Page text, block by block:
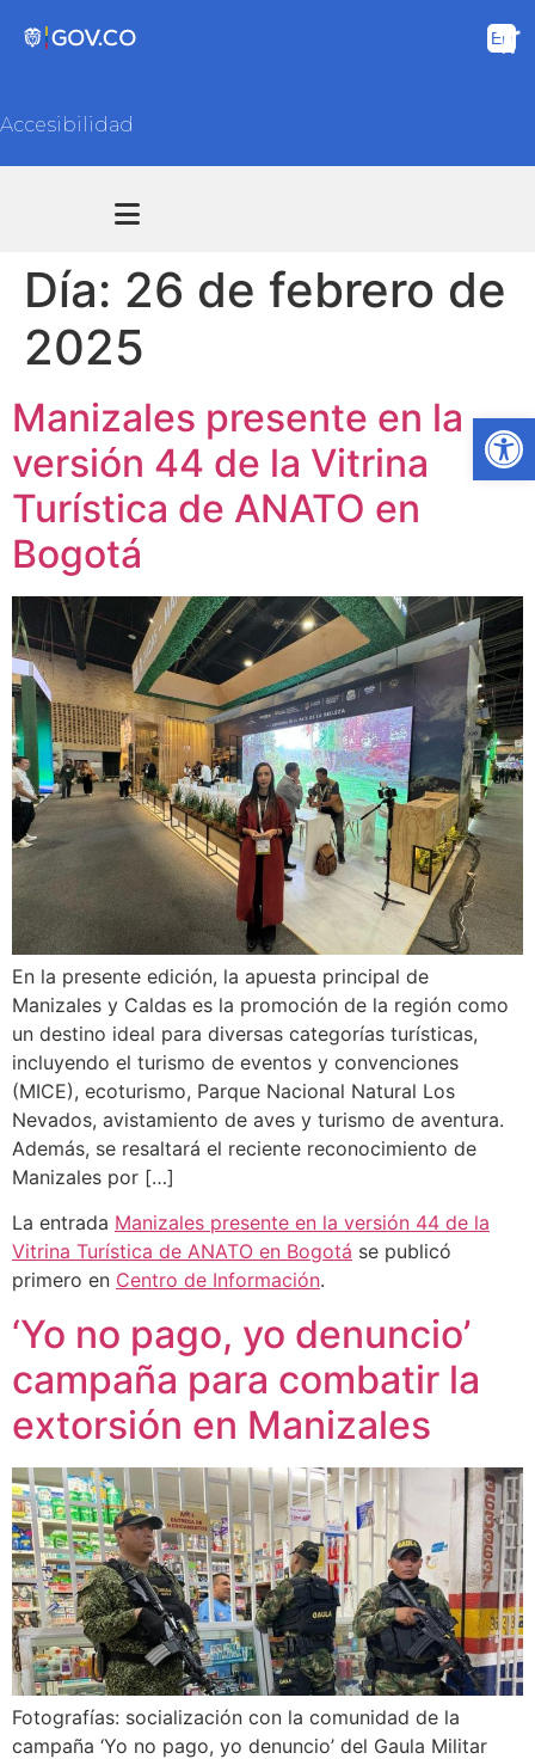
Accesibilidad
Día: 26 de febrero de
2025
Manizales presente en la
versión 44 de la Vitrina
Turística de ANATO en
Bogotá
En la presente edición, la apuesta principal de
Manizales y Caldas es la promoción de la región como
un destino ideal para diversas categorías turísticas,
incluyendo el turismo de eventos y convenciones
(MICE), ecoturismo, Parque Nacional Natural Los
Nevados, avistamiento de aves y turismo de aventura.
Además, se resaltará el reciente reconocimiento de
Manizales por […]
La entrada Manizales presente en la versión 44 de la
Vitrina Turística de ANATO en Bogotá se publicó
primero en Centro de Información.
‘Yo no pago, yo denuncio’
campaña para combatir la
extorsión en Manizales
Fotografías: socialización con la comunidad de la
campaña ‘Yo no pago, yo denuncio’ del Gaula Militar